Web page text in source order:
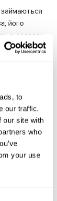
to
our traffic.
our site with
who
your use
займаються
його
з догляду
діляться
проводять
можна